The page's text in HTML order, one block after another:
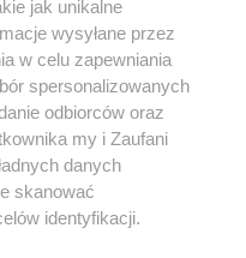
Instagram Youtube
jak unikalne
wysyłane przez
w celu zapewniania
spersonalizowanych
odbiorców oraz
my i Zaufani
danych
skanować
identyfikacji.